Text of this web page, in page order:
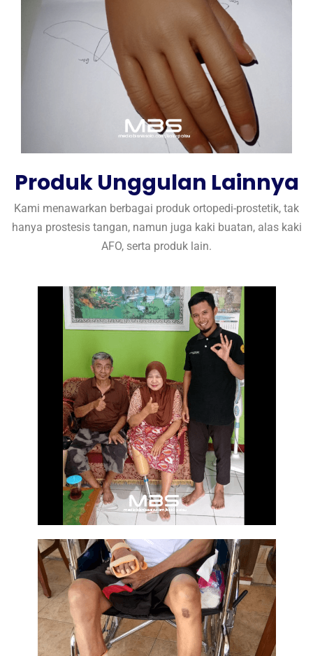
Produk Unggulan Lainnya
Kami menawarkan berbagai produk ortopedi-prostetik, tak
hanya prostesis tangan, namun juga kaki buatan, alas kaki
AFO, serta produk lain.